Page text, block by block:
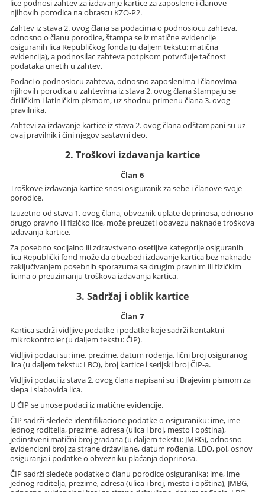
lice podnosi zahtev za izdavanje kartice za zaposlene i članove
njihovih porodica na obrascu KZO-P2.
Zahtev iz stava 2. ovog člana sa podacima o podnosiocu zahteva,
odnosno o članu porodice, štampa se iz matične evidencije
osiguranih lica Republičkog fonda (u daljem tekstu: matična
evidencija), a podnosilac zahteva potpisom potvrđuje tačnost
podataka unetih u zahtev.
Podaci o podnosiocu zahteva, odnosno zaposlenima i članovima
njihovih porodica u zahtevima iz stava 2. ovog člana štampaju se
ćiriličkim i latiničkim pismom, uz shodnu primenu člana 3. ovog
pravilnika.
Zahtevi za izdavanje kartice iz stava 2. ovog člana odštampani su uz
ovaj pravilnik i čini njegov sastavni deo.
2. Troškovi izdavanja kartice
Član 6
Troškove izdavanja kartice snosi osiguranik za sebe i članove svoje
porodice.
Izuzetno od stava 1. ovog člana, obveznik uplate doprinosa, odnosno
drugo pravno ili fizičko lice, može preuzeti obavezu naknade troškova
izdavanja kartice.
Za posebno socijalno ili zdravstveno osetljive kategorije osiguranih
lica Republički fond može da obezbedi izdavanje kartica bez naknade
zaključivanjem posebnih sporazuma sa drugim pravnim ili fizičkim
licima o preuzimanju troškova izdavanja kartica.
3. Sadržaj i oblik kartice
Član 7
Kartica sadrži vidljive podatke i podatke koje sadrži kontaktni
mikrokontroler (u daljem tekstu: ČIP).
Vidljivi podaci su: ime, prezime, datum rođenja, lični broj osiguranog
lica (u daljem tekstu: LBO), broj kartice i serijski broj ČIP-a.
Vidljivi podaci iz stava 2. ovog člana napisani su i Brajevim pismom za
slepa i slabovida lica.
U ČIP se unose podaci iz matične evidencije.
ČIP sadrži sledeće identifikacione podatke o osiguraniku: ime, ime
jednog roditelja, prezime, adresa (ulica i broj, mesto i opština),
jedinstveni matični broj građana (u daljem tekstu: JMBG), odnosno
evidencioni broj za strane državljane, datum rođenja, LBO, pol, osnov
osiguranja i podatke o obvezniku plaćanja doprinosa.
ČIP sadrži sledeće podatke o članu porodice osiguranika: ime, ime
jednog roditelja, prezime, adresa (ulica i broj, mesto i opština), JMBG,